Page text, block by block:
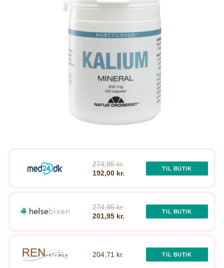
274,95 kr.
192,00 kr.
TIL BUTIK
274,95 kr.
201,95 kr.
TIL BUTIK
204,71 kr. TIL BUTIK